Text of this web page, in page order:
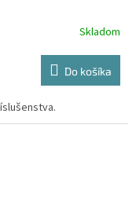
Skladom
Do košíka